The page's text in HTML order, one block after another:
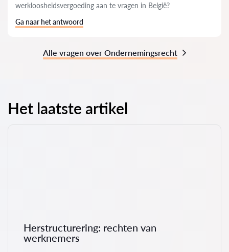
werkloosheidsvergoeding aan te vragen in België?
Ga naar het antwoord
Alle vragen over Ondernemingsrecht
Het laatste artikel
Herstructurering: rechten van
werknemers